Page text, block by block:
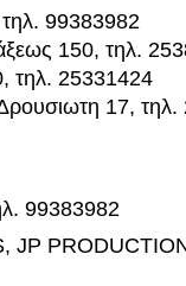
99383982
150, τηλ.
τηλ. 25331424
17,
99383982
JP